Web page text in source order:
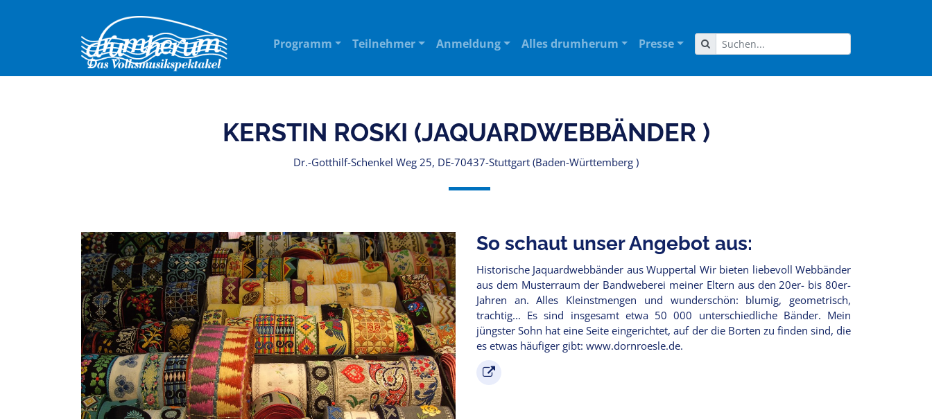
Programm Teilnehmer Anmeldung Alles drumherum Presse
KERSTIN ROSKI (JAQUARDWEBBÄNDER )
Dr.-Gotthilf-Schenkel Weg 25, DE-70437-Stuttgart (Baden-Württemberg )
So schaut unser Angebot aus:
Historische Jaquardwebbänder aus Wuppertal Wir bieten liebevoll Webbänder
aus dem Musterraum der Bandweberei meiner Eltern aus den 20er- bis 80er-
Jahren an. Alles Kleinstmengen und wunderschön: blumig, geometrisch,
trachtig... Es sind insgesamt etwa 50 000 unterschiedliche Bänder. Mein
jüngster Sohn hat eine Seite eingerichtet, auf der die Borten zu finden sind, die
es etwas häufiger gibt: www.dornroesle.de.